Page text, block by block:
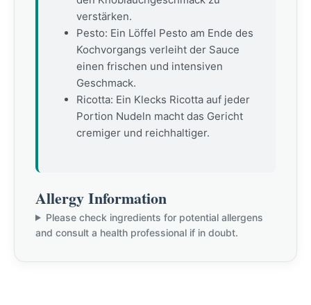
verstärken.
Pesto: Ein Löffel Pesto am Ende des
Kochvorgangs verleiht der Sauce
einen frischen und intensiven
Geschmack.
Ricotta: Ein Klecks Ricotta auf jeder
Portion Nudeln macht das Gericht
cremiger und reichhaltiger.
Allergy Information
Please check ingredients for potential allergens
and consult a health professional if in doubt.